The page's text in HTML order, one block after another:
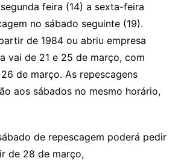
feira (14) a sexta-feira
no sábado seguinte (19).
de 1984 ou abriu empresa
vai de 21 e 25 de março, com
de março. As repescagens
aos sábados no mesmo horário,
de repescagem poderá pedir
de 28 de março,